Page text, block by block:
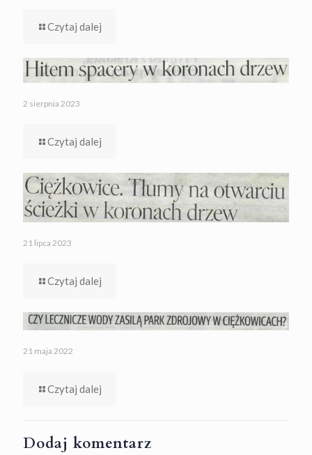
Czytaj dalej
2 sierpnia 2023
Czytaj dalej
21 lipca 2023
Czytaj dalej
21 maja 2022
Czytaj dalej
Dodaj komentarz